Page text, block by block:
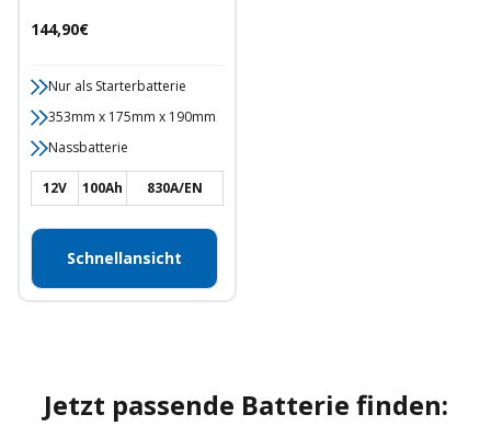
Angebotspreis
144,90€
Nur als Starterbatterie
353mm x 175mm x 190mm
Nassbatterie
12V 100Ah 830A/EN
Schnellansicht
Jetzt passende Batterie finden: